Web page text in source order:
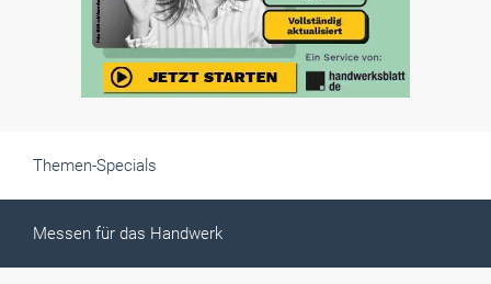
Themen-Specials
Messen für das Handwerk